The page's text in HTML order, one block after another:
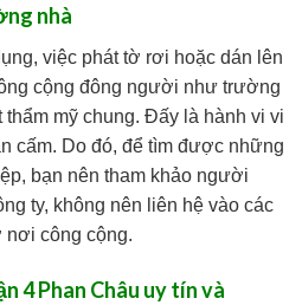
nhà
việc phát tờ rơi hoặc dán lên
cộng đông người như trường
mỹ chung. Đấy là hành vi vi
cấm. Do đó, để tìm được những
bạn nên tham khảo người
ty, không nên liên hệ vào các
công cộng.
4 Phan Châu uy tín và